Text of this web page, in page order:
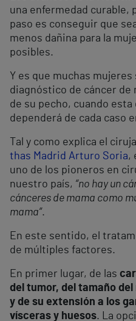
una enfermedad curable,
paso es conseguir que
menos dañina para la
posibles.
Y es que muchas
diagnóstico de cáncer de
de su pecho, cuando
dependerá de cada caso
Tal y como explica el
thas Madrid Arturo Soria,
uno de los pioneros en
nuestro país, “no hay un
cánceres de mama como
mama”.
En este sentido, el
de múltiples factores.
En primer lugar, de las
del tumor, del tamaño
y de su extensión a los
vísceras y huesos. La